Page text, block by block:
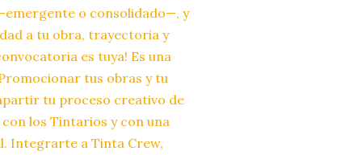
o consolidado—, y
a tu obra, trayectoria y
es tuya! Es una
tus obras y tu
tu proceso creativo de
los Tintarios y con una
Integrarte a Tinta Crew,